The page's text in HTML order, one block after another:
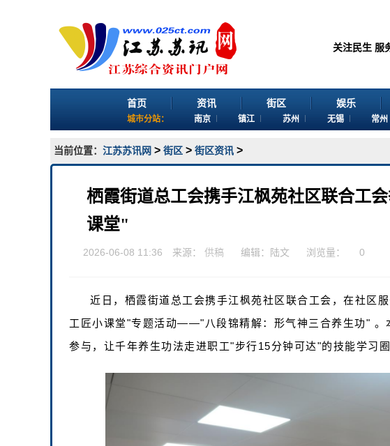
关注民生 服务
首页 资讯 街区 娱乐
城市分站： 南京 镇江 苏州 无锡 常州
当前位置： 江苏苏讯网 > 街区 > 街区资讯 >
栖霞街道总工会携手江枫苑社区联合工
课堂"
2026-06-08 11:36 来源： 供稿 编辑：陆文 浏览量： 0
近日，栖霞街道总工会携手江枫苑社区联合工会，在社区
工匠小课堂"专题活动——"八段锦精解：形气神三合养生功" 。
参与，让千年养生功法走进职工"步行15分钟可达"的技能学习圈